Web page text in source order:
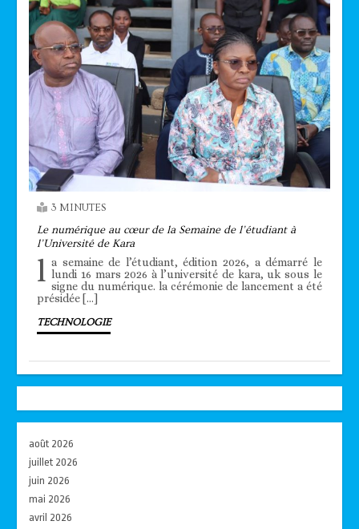
3 MINUTES
Le numérique au cœur de la Semaine de l’étudiant à
l’Université de Kara
l a semaine de l’étudiant, édition 2026, a démarré le
lundi 16 mars 2026 à l’université de kara, uk sous le
signe du numérique. la cérémonie de lancement a été
présidée […]
TECHNOLOGIE
août 2026
juillet 2026
juin 2026
mai 2026
avril 2026